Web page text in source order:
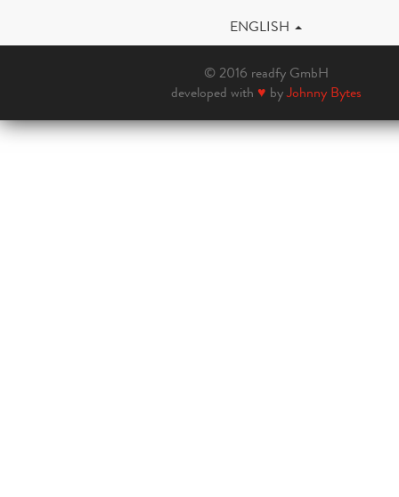
ENGLISH
© 2016 readfy GmbH
developed with ♥ byJohnny Bytes